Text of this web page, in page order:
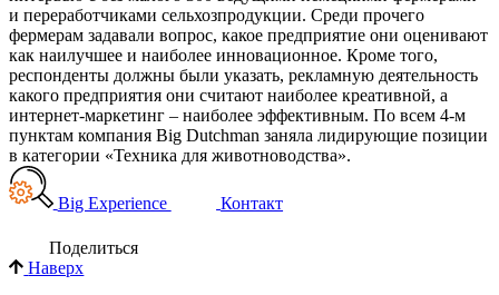
и переработчиками сельхозпродукции. Среди прочего
фермерам задавали вопрос, какое предприятие они оценивают
как наилучшее и наиболее инновационное. Кроме того,
респонденты должны были указать, рекламную деятельность
какого предприятия они считают наиболее креативной, а
интернет-маркетинг – наиболее эффективным. По всем 4-м
пунктам компания Big Dutchman заняла лидирующие позиции
в категории «Техника для животноводства».
Big Experience Контакт
Поделиться
Наверх